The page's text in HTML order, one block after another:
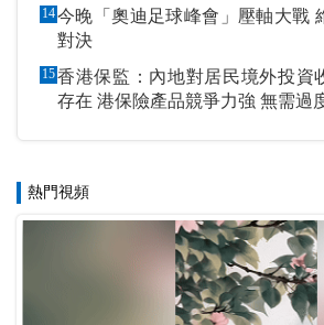
14今晚「奧迪足球峰會」壓軸大戰 維拉拜仁啟德強強
對決
15香港保監：內地對居民境外投資
存在 港保險產品
熱門視頻